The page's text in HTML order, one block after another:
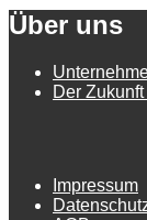
Über uns
Der
Impressum